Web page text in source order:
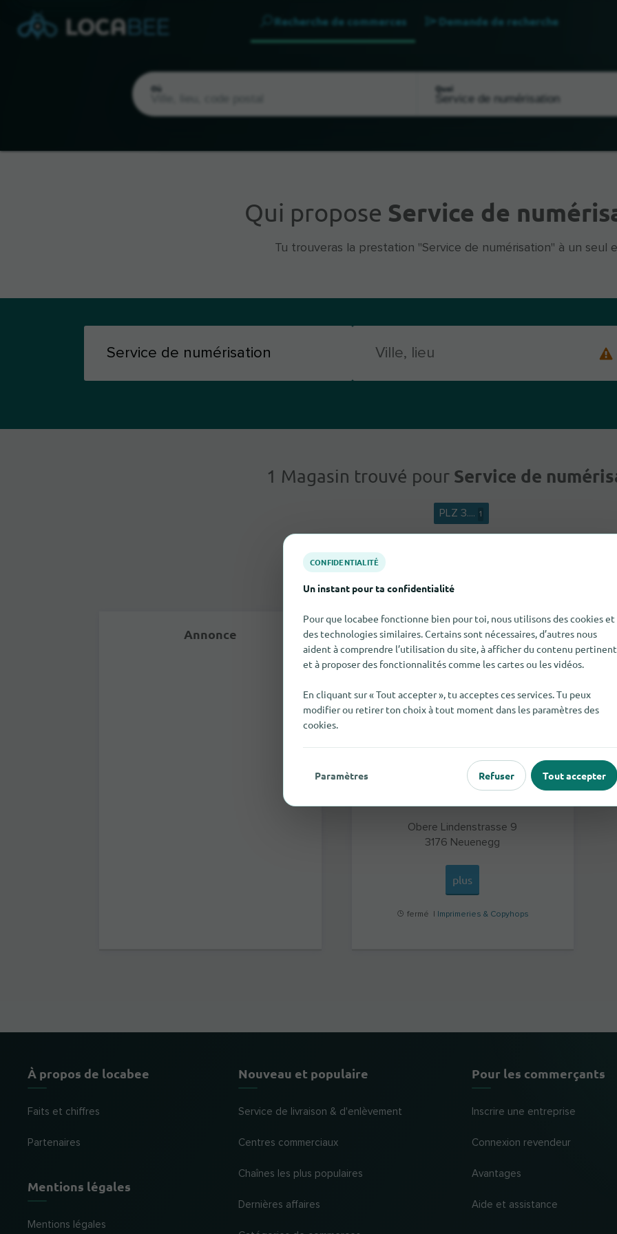
Recherche de commerces Demande de recherche
Où Quoi
Qui propose Service de
Tu trouveras la prestation "Service de numérisation" à un seul
1 Magasin trouvé pour Service de
PLZ 3.... 1
Annonce Paul Weber, Druckerei & Printshop
Obere Lindenstrasse 9
3176 Neuenegg
plus
fermé | Imprimeries & Copyhops
À propos de locabee
Faits et chiffres
Partenaires
Mentions légales
Mentions légales
Nouveau et populaire
Service de livraison & d'enlèvement
Centres commerciaux
Chaînes les plus populaires
Dernières affaires
Pour les commerçants
Inscrire une entreprise
Connexion revendeur
Avantages
Aide et assistance
CONFIDENTIALITÉ
Un instant pour ta confidentialité
Pour que locabee fonctionne bien pour toi, nous utilisons des cookies et
des technologies similaires. Certains sont nécessaires, d’autres nous
aident à comprendre l’utilisation du site, à afficher du contenu pertinent
et à proposer des fonctionnalités comme les cartes ou les vidéos.
En cliquant sur « Tout accepter », tu acceptes ces services. Tu peux
modifier ou retirer ton choix à tout moment dans les paramètres des
cookies.
Paramètres Refuser Tout accepter